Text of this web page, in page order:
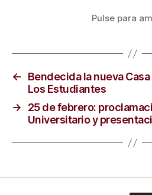
Pulse para
←
Bendecida la nueva
Los Estudiantes
→
25 de febrero:
Universitario y